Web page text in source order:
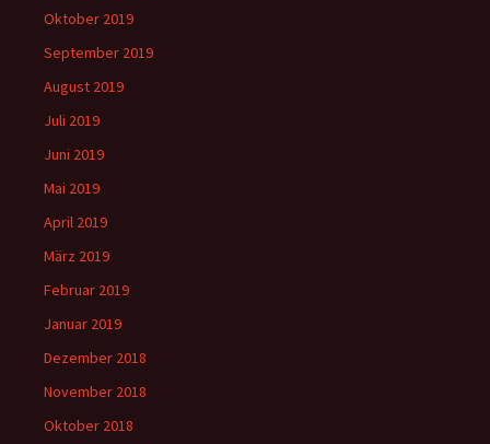
Oktober 2019
September 2019
August 2019
Juli 2019
Juni 2019
Mai 2019
April 2019
März 2019
Februar 2019
Januar 2019
Dezember 2018
November 2018
Oktober 2018